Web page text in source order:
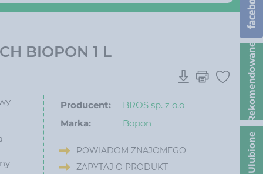
BIOPON 1 L
Producent:
BROS sp. z o.o
Marka:
Bopon
POWIADOM ZNAJOMEGO
ZAPYTAJ O PRODUKT
Rekomendowane
Ulubione